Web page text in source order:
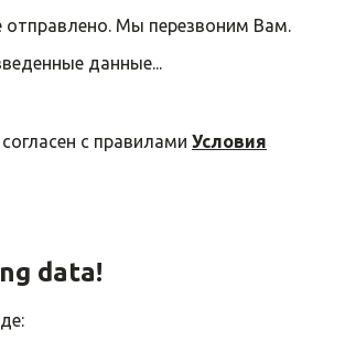
Мы перезвоним Вам.
данные...
с правилами Условия
data!